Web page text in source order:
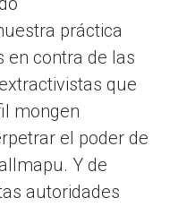
práctica
en contra de las
que
mongen
el poder de
Y de
autoridades